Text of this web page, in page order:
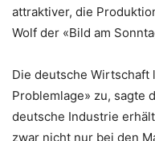
attraktiver, die
Wolf der «Bild am
Die deutsche Wirtschaft
Problemlage» zu, sagte
deutsche Industrie
zwar nicht nur bei den